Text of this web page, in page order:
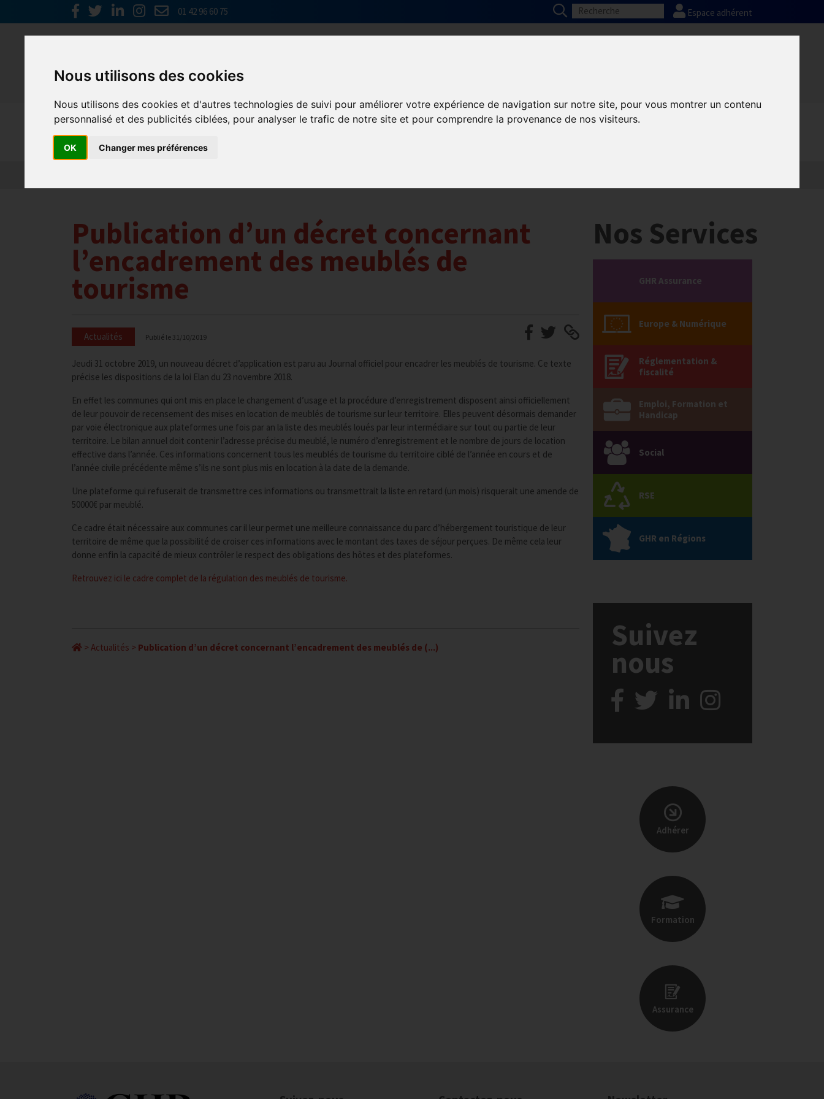
Nous utilisons des cookies
Nous utilisons des cookies et d'autres technologies de suivi pour améliorer votre expérience de navigation sur notre site, pour vous montrer un contenu
personnalisé et des publicités ciblées, pour analyser le trafic de notre site et pour comprendre la provenance de nos visiteurs.
OK Changer mes préférences
01 42 96 60 75 Espace adhérent
Actualités
Publication d’un décret concernant
l’encadrement des meublés de
tourisme
Actualités Publié le 31/10/2019
Jeudi 31 octobre 2019, un nouveau décret d’application est paru au Journal officiel pour encadrer les meublés de tourisme. Ce texte
précise les dispositions de la loi Elan du 23 novembre 2018.
En effet les communes qui ont mis en place le changement d’usage et la procédure d’enregistrement disposent ainsi officiellement
de leur pouvoir de recensement des mises en location de meublés de tourisme sur leur territoire. Elles peuvent désormais demander
par voie électronique aux plateformes une fois par an la liste des meublés loués par leur intermédiaire sur tout ou partie de leur
territoire. Le bilan annuel doit contenir l’adresse précise du meublé, le numéro d’enregistrement et le nombre de jours de location
effective dans l’année. Ces informations concernent tous les meublés de tourisme du territoire ciblé de l’année en cours et de
l’année civile précédente même s’ils ne sont plus mis en location à la date de la demande.
Une plateforme qui refuserait de transmettre ces informations ou transmettrait la liste en retard (un mois) risquerait une amende de
50000€ par meublé.
Ce cadre était nécessaire aux communes car il leur permet une meilleure connaissance du parc d’hébergement touristique de leur
territoire de même que la possibilité de croiser ces informations avec le montant des taxes de séjour perçues. De même cela leur
donne enfin la capacité de mieux contrôler le respect des obligations des hôtes et des plateformes.
Retrouvez ici le cadre complet de la régulation des meublés de tourisme.
> Actualités > Publication d’un décret concernant l’encadrement des meublés de (...)
Nos Services
GHR Assurance
Europe & Numérique
Réglementation &
fiscalité
Emploi, Formation et
Handicap
Social
RSE
GHR en Régions
Suivez
nous
Adhérer
Formation
Assurance